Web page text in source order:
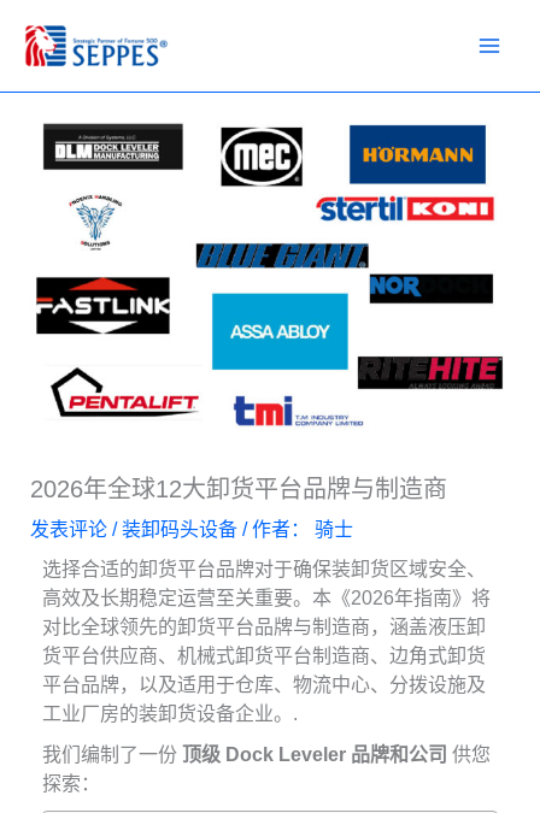
容
2026年全球12大卸货平台品牌与制造商
发表评论 /装卸码头设备/ 作者：
骑士
选择合适的卸货平台品牌对于确保装卸货区域安全、
高效及长期稳定运营至关重要。本《2026年指南》将
对比全球领先的卸货平台品牌与制造商，涵盖液压卸
货平台供应商、机械式卸货平台制造商、边角式卸货
平台品牌，以及适用于仓库、物流中心、分拨设施及
工业厂房的装卸货设备企业。.
我们编制了一份
顶级 Dock Leveler 品牌和公司 供您
探索：